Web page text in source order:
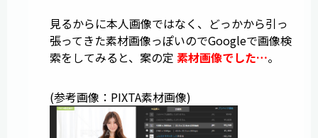
見るからに本人画像ではなく、どっかから引っ
張ってきた素材画像っぽいのでGoogleで画像検
索をしてみると、案の定 素材画像でした…。
(参考画像：PIXTA素材画像)